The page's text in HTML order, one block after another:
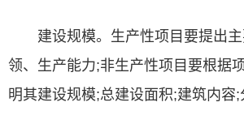
建设规模。生产性项目要提出
领、生产能力;非生产性项目要根据
明其建设规模;总建设面积;建筑内容